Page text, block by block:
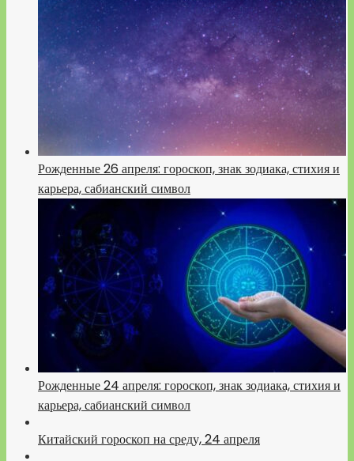
Рожденные 26 апреля: гороскоп, знак зодиака, стихия и
карьера, сабианский символ
Рожденные 24 апреля: гороскоп, знак зодиака, стихия и
карьера, сабианский символ
Китайский гороскоп на среду, 24 апреля